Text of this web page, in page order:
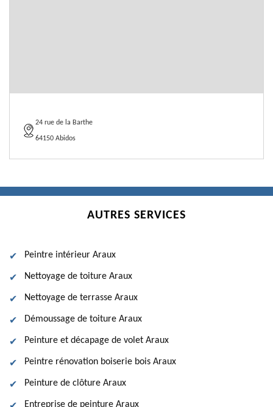
24 rue de la Barthe
64150 Abidos
AUTRES SERVICES
Peintre intérieur Araux
Nettoyage de toiture Araux
Nettoyage de terrasse Araux
Démoussage de toiture Araux
Peinture et décapage de volet Araux
Peintre rénovation boiserie bois Araux
Peinture de clôture Araux
Entreprise de peinture Araux